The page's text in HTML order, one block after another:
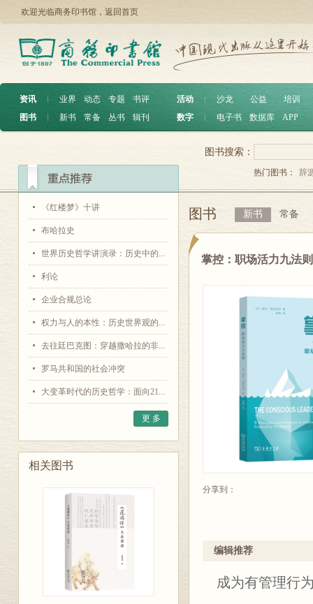
欢迎光临商务印书馆， 返回首页
资讯 ︱ 业界 动态 专题
书评
图书
︱ 新书 常备 丛书 辑刊
活动 沙龙 公益
培训
数字
电子书 数据库 APP
《红楼梦》十讲
布哈拉史
世界历史哲学讲演录：历史中的...
利论
企业合规总论
权力与人的本性：历史世界观的...
去往廷巴克图：穿越撒哈拉的非...
罗马共和国的社会冲突
大变革时代的历史哲学：面向21...
更 多
相关图书
图书搜索：
热门图书： 辞
图书 新书 常备
掌控：职场活力九法
分享到：
编辑推荐
成为有管理行